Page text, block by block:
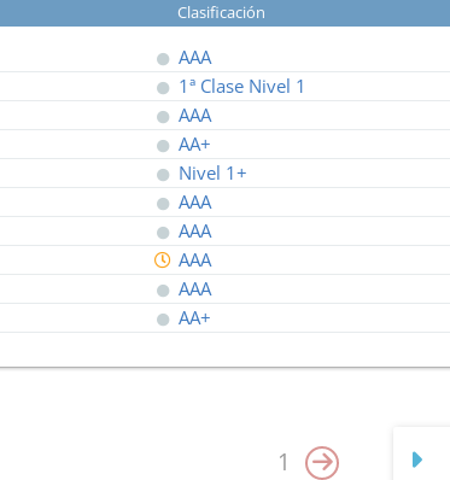
Clasificación
AAA
1ª Clase Nivel 1
AAA
AA+
Nivel 1+
AAA
AAA
AAA
AAA
AA+
1